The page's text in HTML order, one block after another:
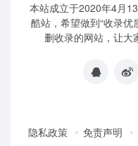
本站成立于2020年4月
酷站，希望做到“收录
删收录的网站，让大
隐私政策 免责声明